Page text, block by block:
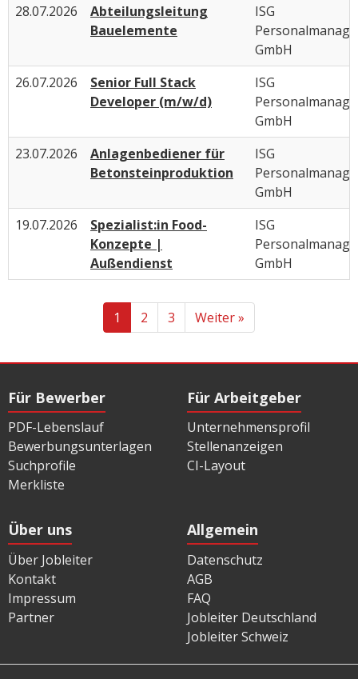
28.07.2026
Abteilungsleitung
Bauelemente
ISG
GmbH
26.07.2026
Senior Full Stack
Developer (m/w/d)
ISG
GmbH
23.07.2026
Anlagenbediener für
Betonsteinproduktion
ISG
GmbH
19.07.2026
Spezialist:in Food-
Konzepte |
Außendienst
ISG
GmbH
1 2 3 Weiter »
Für Bewerber
PDF-Lebenslauf
Bewerbungsunterlagen
Suchprofile
Merkliste
Für Arbeitgeber
Unternehmensprofil
Stellenanzeigen
CI-Layout
Über uns
Über Jobleiter
Kontakt
Impressum
Partner
Allgemein
Datenschutz
AGB
FAQ
Jobleiter Deutschland
Jobleiter Schweiz